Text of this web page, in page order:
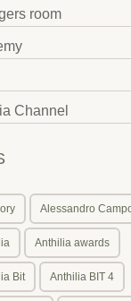
room
Channel
Alessandro
Anthilia awards
Bit Anthilia BIT 4